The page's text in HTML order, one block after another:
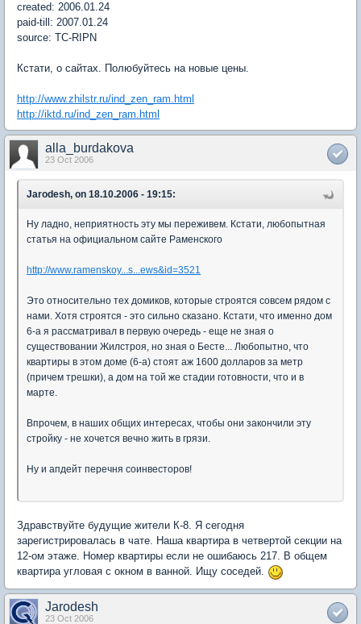
created: 2006.01.24
paid-till: 2007.01.24
source: TC-RIPN
Кстати, о сайтах. Полюбуйтесь на новые цены.
http://www.zhilstr.ru/ind_zen_ram.html
http://iktd.ru/ind_zen_ram.html
alla_burdakova
23 Oct 2006
Jarodesh, on 18.10.2006 - 19:15:
Ну ладно, неприятность эту мы переживем. Кстати, любопытная
статья на официальном сайте Раменского
http://www.ramenskoy...s...ews&id=3521
Это относительно тех домиков, которые строятся совсем рядом с
нами. Хотя строятся - это сильно сказано. Кстати, что именно дом
6-а я рассматривал в первую очередь - еще не зная о
существовании Жилстроя, но зная о Бесте... Любопытно, что
квартиры в этом доме (6-а) стоят аж 1600 долларов за метр
(причем трешки), а дом на той же стадии готовности, что и в
марте.
Впрочем, в наших общих интересах, чтобы они закончили эту
стройку - не хочется вечно жить в грязи.
Ну и апдейт перечня соинвесторов!
Здравствуйте будущие жители К-8. Я сегодня
зарегистрировалась в чате. Наша квартира в четвертой секции на
12-ом этаже. Номер квартиры если не ошибаюсь 217. В общем
квартира угловая с окном в ванной. Ищу соседей.
Jarodesh
23 Oct 2006